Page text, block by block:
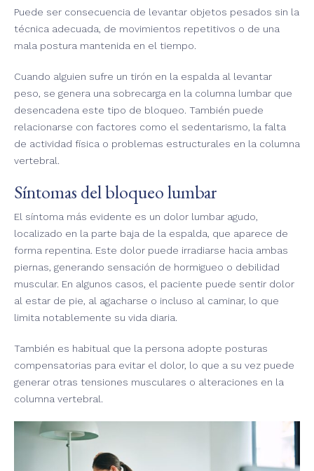
Puede ser consecuencia de levantar objetos pesados sin la
técnica adecuada, de movimientos repetitivos o de una
mala postura mantenida en el tiempo.
Cuando alguien sufre un tirón en la espalda al levantar
peso, se genera una sobrecarga en la columna lumbar que
desencadena este tipo de bloqueo. También puede
relacionarse con factores como el sedentarismo, la falta
de actividad física o problemas estructurales en la columna
vertebral.
Síntomas del bloqueo lumbar
El síntoma más evidente es un dolor lumbar agudo,
localizado en la parte baja de la espalda, que aparece de
forma repentina. Este dolor puede irradiarse hacia ambas
piernas, generando sensación de hormigueo o debilidad
muscular. En algunos casos, el paciente puede sentir dolor
al estar de pie, al agacharse o incluso al caminar, lo que
limita notablemente su vida diaria.
También es habitual que la persona adopte posturas
compensatorias para evitar el dolor, lo que a su vez puede
generar otras tensiones musculares o alteraciones en la
columna vertebral.